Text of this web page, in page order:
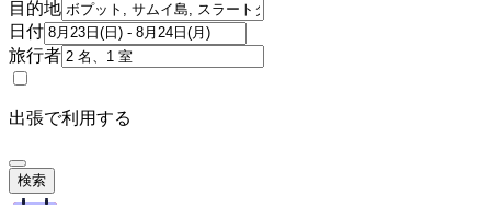
目的地
日付
旅行者
出張で利用する
検索